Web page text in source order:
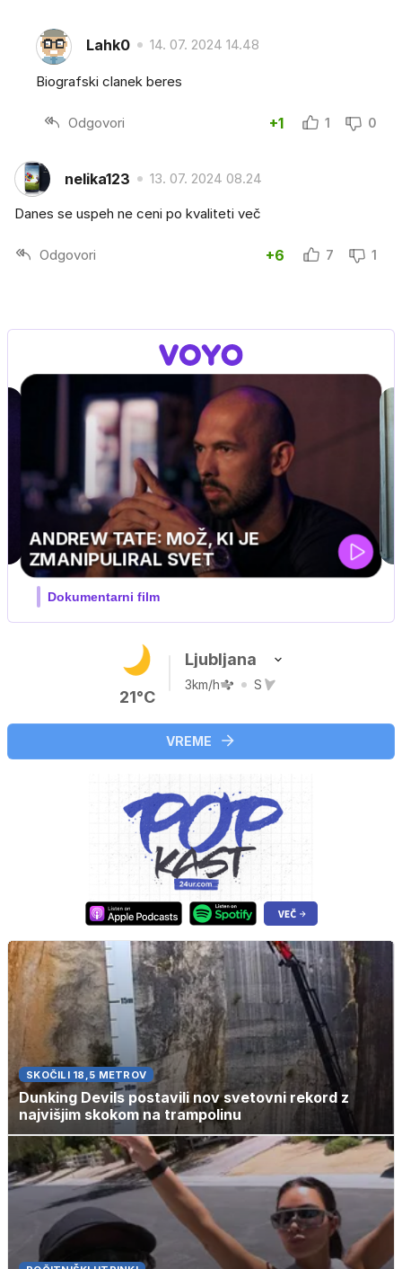
Lahk0 14. 07. 2024 14.48
Biografski clanek beres
Odgovori +1 1 0
nelika123 13. 07. 2024 08.24
Danes se uspeh ne ceni po kvaliteti več
Odgovori +6 7 1
MOJ PRIJATELJ PINGVIN
Film meseca / družinski, pustolovski
21°C
Ljubljana
3km/h S
VREME
SKOČILI 18,5 METROV
Dunking Devils postavili nov svetovni rekord z
najvišjim skokom na trampolinu